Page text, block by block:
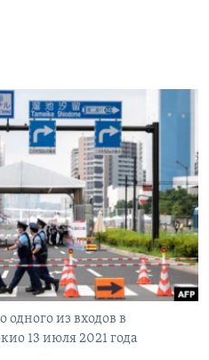
из входов в
13 июля 2021 года